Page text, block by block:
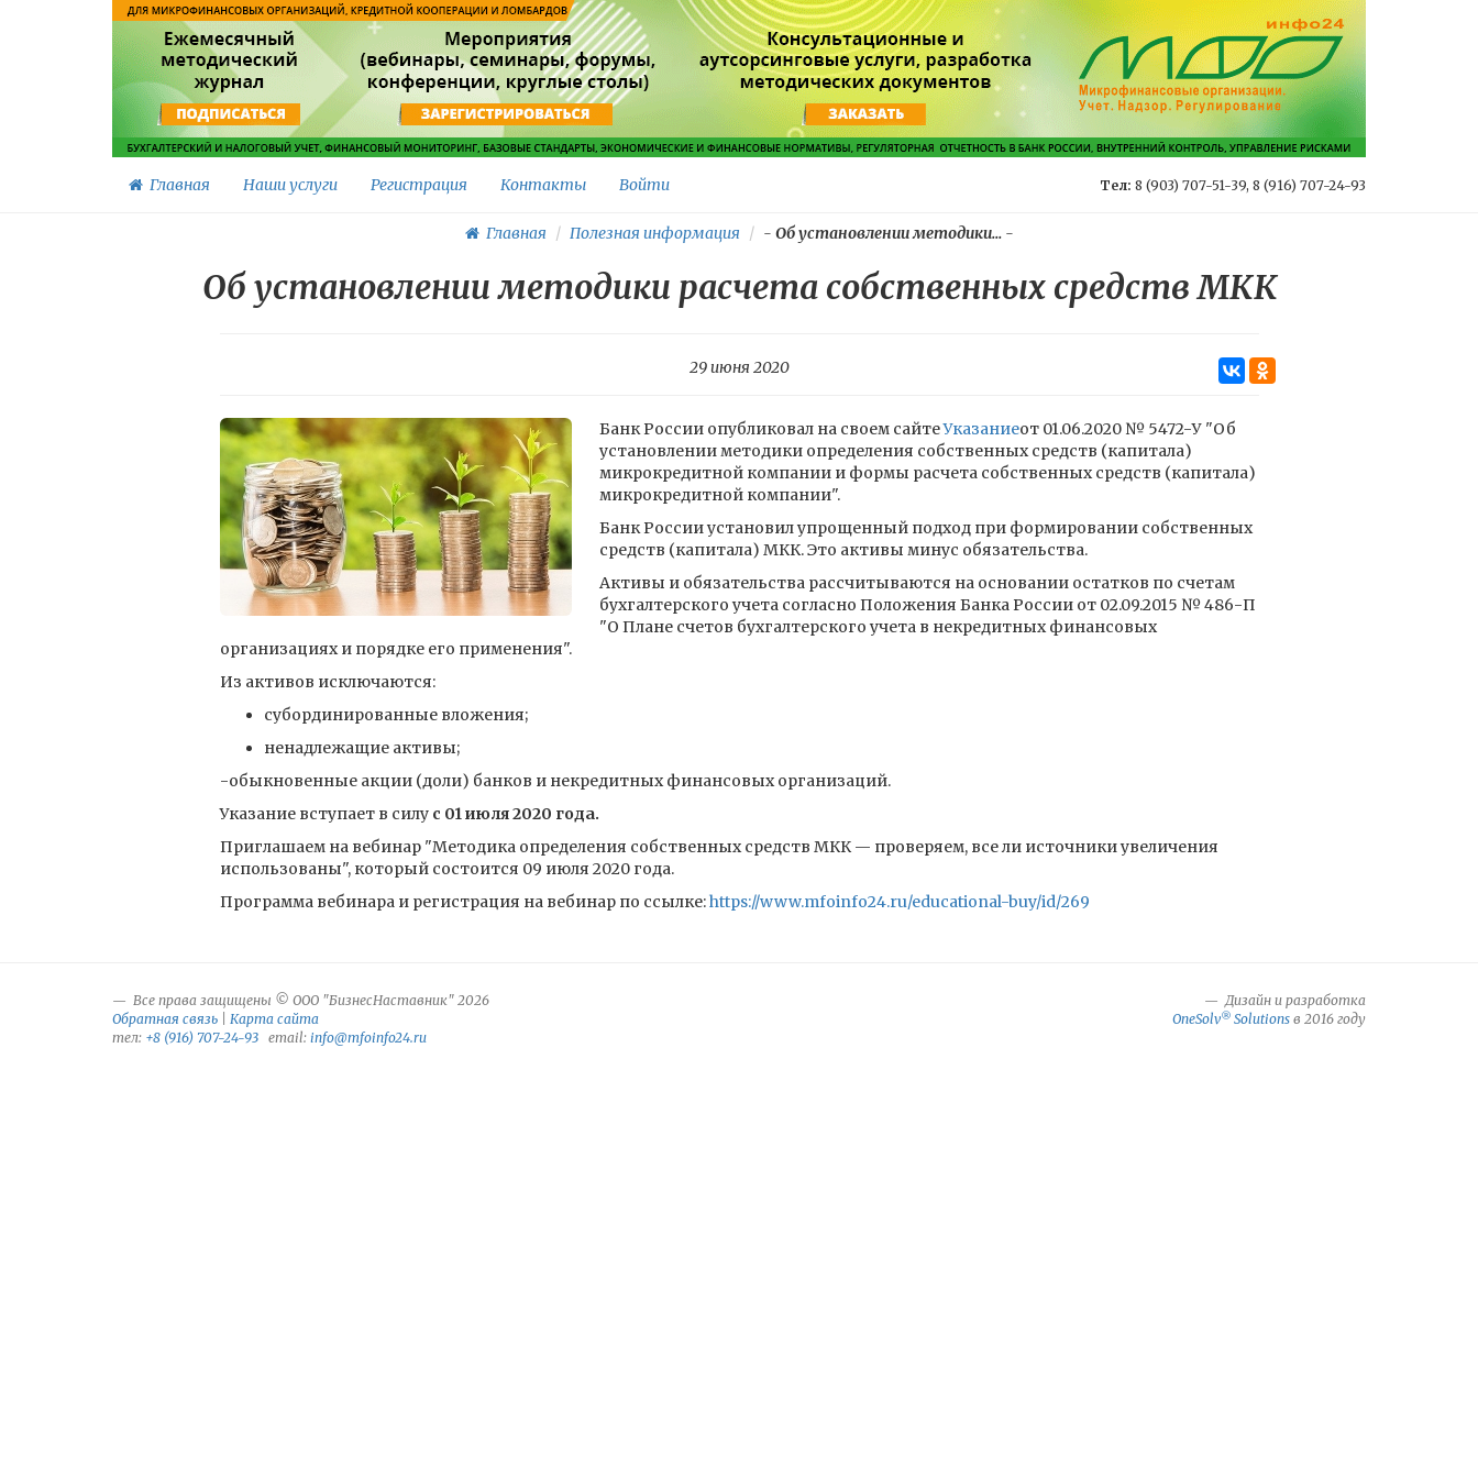
Главная Наши услуги Регистрация Контакты Войти Тел: 8 (903) 707-51-39, 8 (916) 707-24-93
Главная Полезная информация - Об установлении методики...-
Об установлении методики расчета собственных средств МКК
29 июня 2020
Банк России опубликовал на своем сайтеУказаниеот 01.06.2020 № 5472-У "Об
установлении методики определения собственных средств (капитала)
микрокредитной компании и формы расчета собственных средств (капитала)
микрокредитной компании".
Банк России установил упрощенный подход при формировании собственных
средств (капитала) МКК. Это активы минус обязательства.
Активы и обязательства рассчитываются на основании остатков по счетам
бухгалтерского учета согласно Положения Банка России от 02.09.2015 № 486-П
"О Плане счетов бухгалтерского учета в некредитных финансовых
организациях и порядке его применения".
Из активов исключаются:
субординированные вложения;
ненадлежащие активы;
-обыкновенные акции (доли) банков и некредитных финансовых организаций.
Указание вступает в силу с 01 июля 2020 года.
Приглашаем на вебинар "Методика определения собственных средств МКК — проверяем, все ли источники увеличения
использованы", который состоится 09 июля 2020 года.
Программа вебинара и регистрация на вебинар по ссылке:https://www.mfoinfo24.ru/educational-buy/id/269
Все права защищены © ООО "БизнесНаставник" 2026
Обратная связь
Карта сайта
тел: +8 (916) 707-24-93 email: info@mfoinfo24.ru
Дизайн и разработка
OneSolv® Solutions в 2016 году